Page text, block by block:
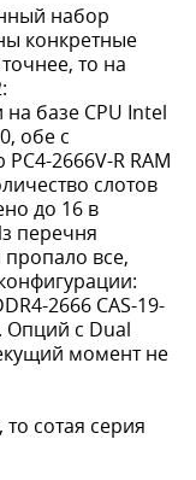
набор
конкретные
то на
базе CPU Intel
обе с
2666V-R RAM
слотов
до 16 в
перечня
все,
2666 CAS-19-
Опций с Dual
момент не
сотая серия